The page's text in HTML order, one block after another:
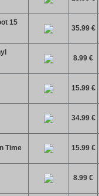
15
35.99 €
8.99 €
15.99 €
34.99 €
Time 15.99 €
8.99 €